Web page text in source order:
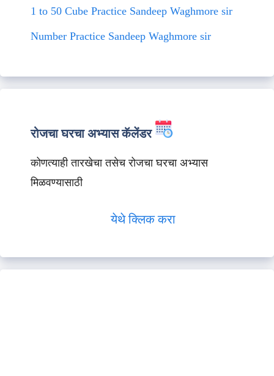
1 to 50 Cube Practice Sandeep Waghmore sir
Number Practice Sandeep Waghmore sir
रोजचा घरचा अभ्यास कॅलेंडर
कोणत्याही तारखेचा तसेच रोजचा घरचा अभ्यास
मिळवण्यासाठी
येथे क्लिक करा